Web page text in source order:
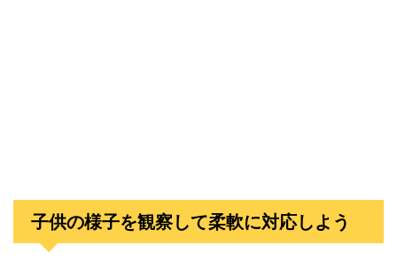
子供の様子を観察して柔軟に対応しよう